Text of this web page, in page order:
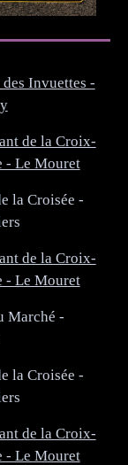
Invuettes -
de la Croix-
- Le Mouret
la Croisée -
de la Croix-
- Le Mouret
Marché -
la Croisée -
de la Croix-
- Le Mouret